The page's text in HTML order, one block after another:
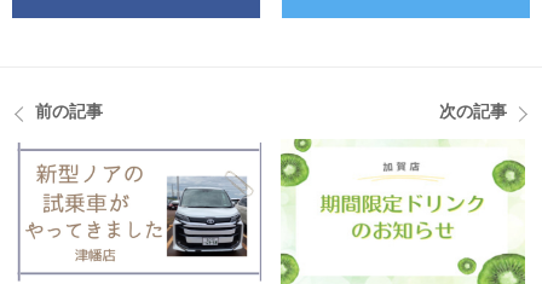
前の記事 次の記事